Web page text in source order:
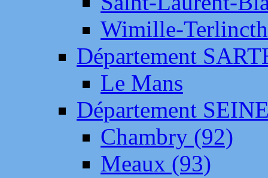
Wimille-
Département
Le Mans
Département
Chambry (92)
Meaux (93)